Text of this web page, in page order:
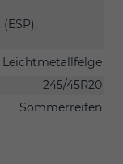
Leichtmetallfelge
245/45R20
Sommerreifen